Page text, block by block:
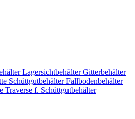
LagersichtbehälterGitterbehälter
SchüttgutbehälterFallbodenbehälter
Traverse f. Schüttgutbehälter